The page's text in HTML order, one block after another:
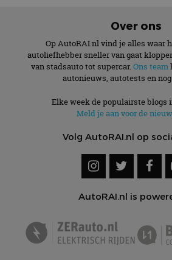
Over ons
Op AutoRAI.nl vind je alles waar
autoliefhebber sneller van gaat
van stadsauto tot supercar. Ons team
autonieuws, autotests en nog
Elke week de populairste blogs
Meld je aan voor de
Volg AutoRAI.nl op
AutoRAI.nl is